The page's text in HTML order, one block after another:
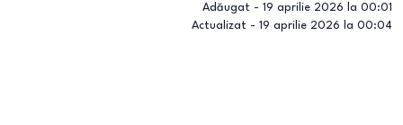
Adăugat - 19 aprilie 2026 la 00:01
Actualizat - 19 aprilie 2026 la 00:04